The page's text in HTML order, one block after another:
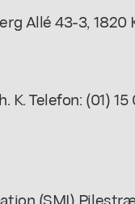
Allé 43-3, 1820
K. Telefon: (01)
(SMI)